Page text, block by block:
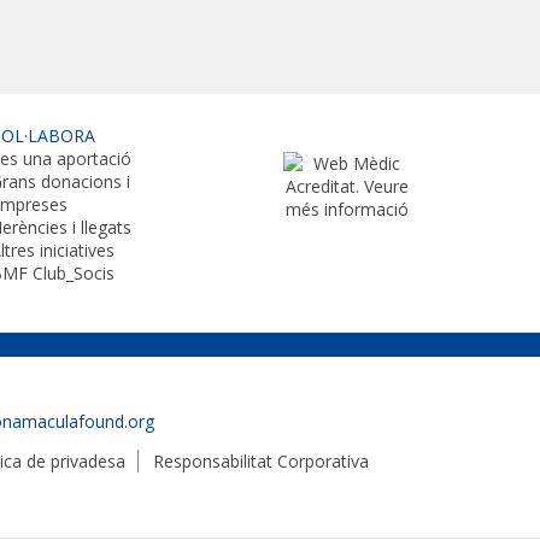
una aportació
donacions i
i llegats
iniciatives
Club_Socis
de privadesa
Responsabilitat Corporativa